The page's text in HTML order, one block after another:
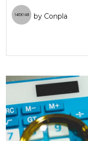
by Conpla